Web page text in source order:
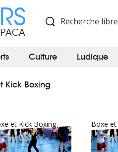
PACA
Culture Ludique
Kick Boxing
et Kick Boxing Boxe